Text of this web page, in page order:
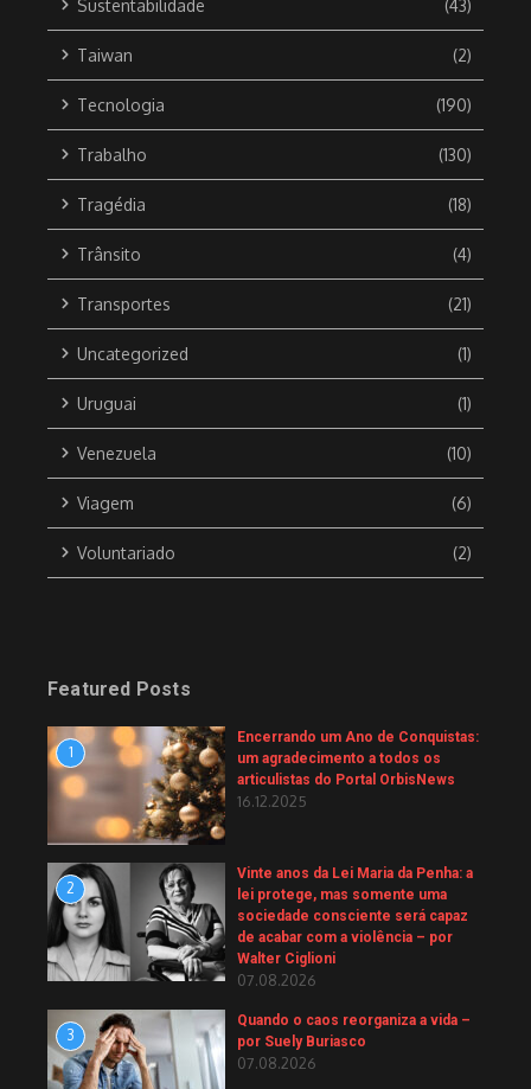
Sustentabilidade (43)
Taiwan (2)
Tecnologia (190)
Trabalho (130)
Tragédia (18)
Trânsito (4)
Transportes (21)
Uncategorized (1)
Uruguai (1)
Venezuela (10)
Viagem (6)
Voluntariado (2)
Featured Posts
1
Encerrando um Ano de Conquistas:
um agradecimento a todos os
articulistas do Portal OrbisNews
16.12.2025
2
Vinte anos da Lei Maria da Penha: a
lei protege, mas somente uma
sociedade consciente será capaz
de acabar com a violência – por
Walter Ciglioni
07.08.2026
3
Quando o caos reorganiza a vida –
por Suely Buriasco
07.08.2026